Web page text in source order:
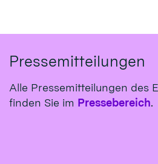
Pressemitteilungen
Alle Pressemitteilungen des
finden Sie im Pressebereich.